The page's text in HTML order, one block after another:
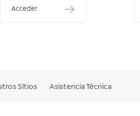
Acceder
Sítios Asistencia Técnica